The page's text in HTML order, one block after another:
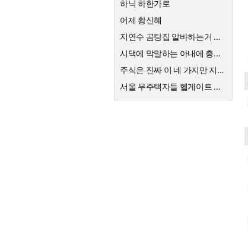
하닉 하한가로
어제 황신혜
지연수 곰탕집 알바하는거 대단해요
시댁에 막말하는 아내에 충격받은 스튜디오
주식은 진짜 이 네 가지만 지키면 돈벌더라구요
서울 무주택자들 헬게이트 열리네요